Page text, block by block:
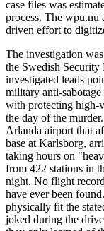
case files was
process. The
driven effort to
The investigation
the Swedish
investigated leads
military anti-
with protecting high-
the day of the
Arlanda airport that
base at Karlsborg,
taking hours on
from 422 stations in
night. No flight
have ever been
physically fit the
joked during the